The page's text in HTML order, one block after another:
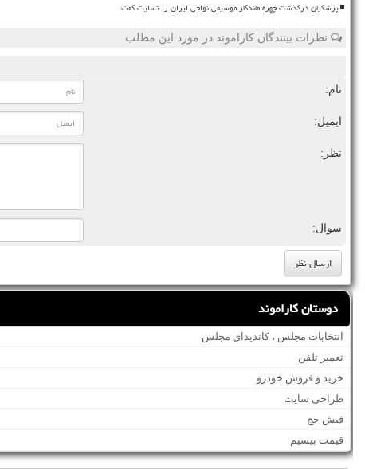
پزشکیان درگذشت چهره ماندگار موسیقی نواحی ایران را تسلیت گفت
نظرات بینندگان کاراموند در مورد این مطلب
نام:
ایمیل:
نظر:
سوال:
دوستان کاراموند
انتخابات مجلس ، کاندیدای مجلس
تعمیر تلفن
خرید و فروش خودرو
طراحی سایت
فیش حج
قیمت بیسیم